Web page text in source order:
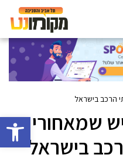
פתח
הרכב בישראל
שמאחורי
בישראל